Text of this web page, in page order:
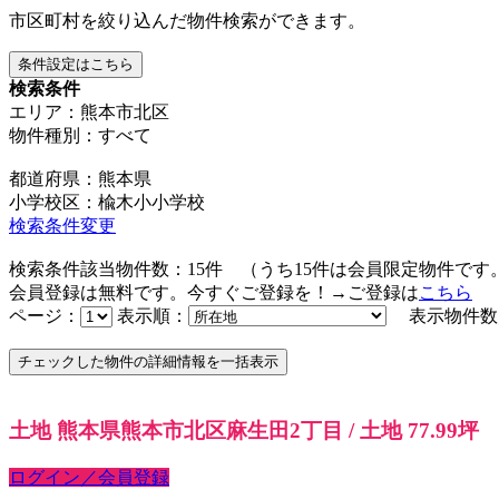
市区町村を絞り込んだ物件検索ができます。
条件設定はこちら
検索条件
エリア：熊本市北区
物件種別：すべて
都道府県：熊本県
小学校区：楡木小小学校
検索条件変更
検索条件該当物件数： 15件 （うち15件は会員限定物件です
会員登録は無料です。今すぐご登録を！→ご登録はこちら
ページ：
表示順： 表示物件数
土地 熊本県熊本市北区麻生田2丁目 / 土地 77.99坪
ログイン／会員登録